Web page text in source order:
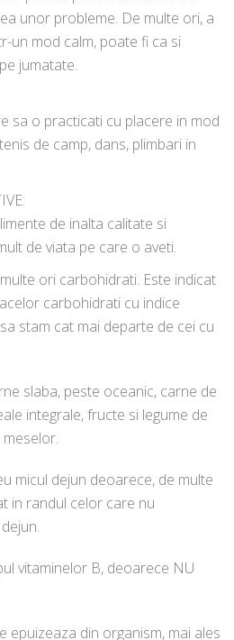
unor probleme. De multe ori, a
un mod calm, poate fi ca si
jumatate.
sa o practicati cu placere in mod
de camp, dans, plimbari in
de inalta calitate si
de viata pe care o aveti.
ori carbohidrati. Este indicat
carbohidrati cu indice
stam cat mai departe de cei cu
slaba, peste oceanic, carne de
integrale, fructe si legume de
micul dejun deoarece, de multe
in randul celor care nu
vitaminelor B, deoarece NU
epuizeaza din organism, mai ales